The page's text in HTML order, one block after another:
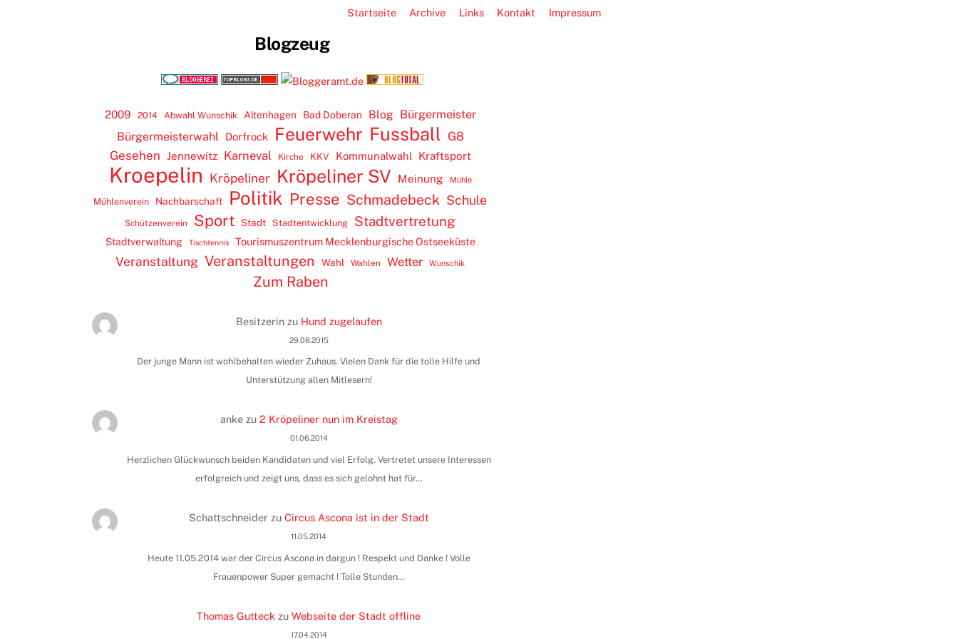
Startseite Archive Links Kontakt Impressum
Blogzeug
2009 2014 Abwahl Wunschik Altenhagen Bad Doberan Blog Bürgermeister
Bürgermeisterwahl
Dorfrock Feuerwehr Fussball G8
Gesehen Jennewitz Karneval Kirche KKV Kommunalwahl Kraftsport
Kroepelin Kröpeliner Kröpeliner SV Meinung Mühle
Mühlenverein Nachbarschaft Politik Presse Schmadebeck Schule
Schützenverein Sport Stadt Stadtentwicklung Stadtvertretung
Stadtverwaltung Tischtennis Tourismuszentrum Mecklenburgische Ostseeküste
Veranstaltung Veranstaltungen Wahl Wahlen Wetter Wunschik
Zum Raben
Besitzerinzu Hund zugelaufen
29.08.2015
Der junge Mann ist wohlbehalten wieder Zuhaus. Vielen Dank für die tolle Hilfe und
Unterstützung allen Mitlesern!
ankezu 2 Kröpeliner nun im Kreistag
01.06.2014
Herzlichen Glückwunsch beiden Kandidaten und viel Erfolg. Vertretet unsere Interessen
erfolgreich und zeigt uns, dass es sich gelohnt hat für…
Schattschneider zu Circus Ascona ist in der Stadt
11.05.2014
Heute 11.05.2014 war der Circus Ascona in dargun ! Respekt und Danke ! Volle
Frauenpower Super gemacht ! Tolle Stunden…
Thomas Gutteck zuWebseite der Stadt offline
17.04.2014